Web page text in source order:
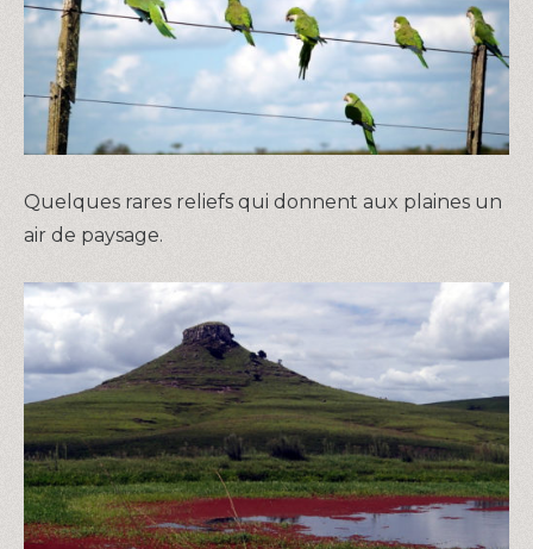
Quelques rares reliefs qui donnent aux plaines un
air de paysage.